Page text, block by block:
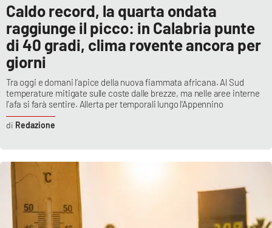
Caldo record, la quarta ondata
raggiunge il picco: in Calabria punte
di 40 gradi, clima rovente ancora per
giorni
Tra oggi e domani l’apice della nuova fiammata africana. Al Sud
temperature mitigate sulle coste dalle brezze, ma nelle aree interne
l’afa si farà sentire. Allerta per temporali lungo l'Appennino
Redazione